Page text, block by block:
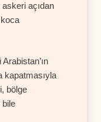
açıdan
kapatmasıyla
bölge
bile